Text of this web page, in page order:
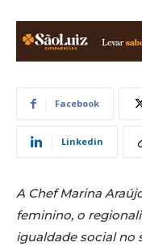
Facebook
Linkedin
A Chef Marina
feminino, o
igualdade social no